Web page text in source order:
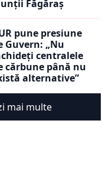
Făgăraș
pune presiune
Guvern: „Nu
centralele
cărbune până nu
alternative”
mai multe